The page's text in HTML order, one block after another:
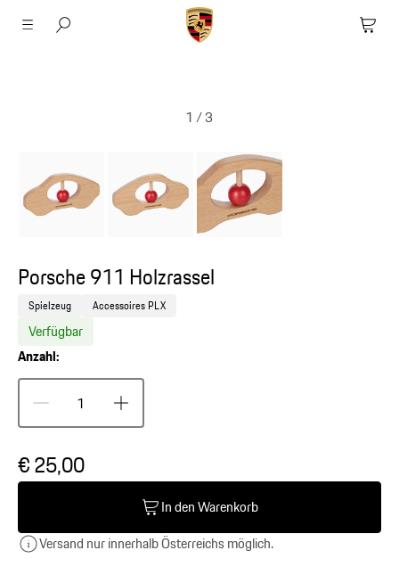
1 /3
Porsche 911 Holzrassel
Spielzeug Accessoires PLX
Verfügbar
Anzahl:
€ 25,00
In den Warenkorb
Versand nur innerhalb Österreichs möglich.